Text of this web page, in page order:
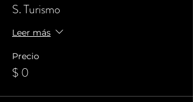
S. Turismo
Leer más
Precio
$ 0